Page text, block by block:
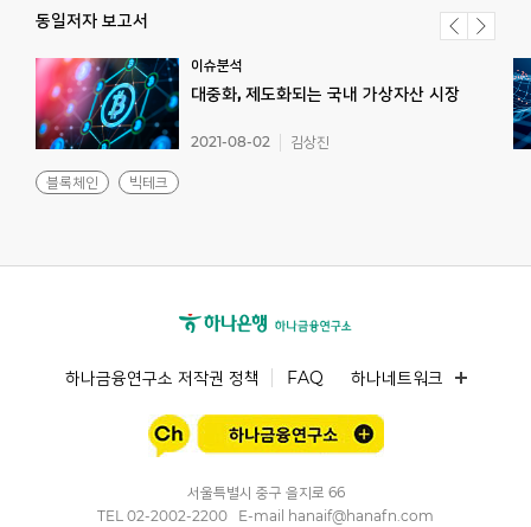
동일저자 보고서
이슈분석
대중화, 제도화되는 국내 가상자산 시장
블록체인 빅테크
2021-08-02 김상진
하나금융연구소 저작권 정책 FAQ 하나네트워크
서울특별시 중구 을지로 66
TEL 02-2002-2200 E-mail hanaif@hanafn.com